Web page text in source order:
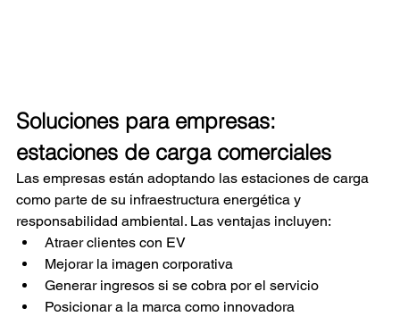
Soluciones para empresas:
estaciones de carga comerciales
Las empresas están adoptando las estaciones de carga
como parte de su infraestructura energética y
responsabilidad ambiental. Las ventajas incluyen:
Atraer clientes con EV
Mejorar la imagen corporativa
Generar ingresos si se cobra por el servicio
Posicionar a la marca como innovadora